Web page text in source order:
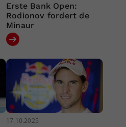
Erste Bank Open:
Rodionov fordert de
Minaur
17.10.2025